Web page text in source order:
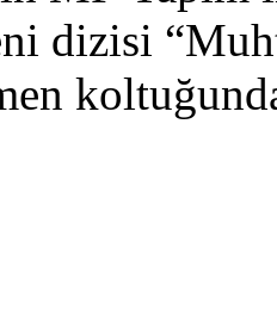
dizisi